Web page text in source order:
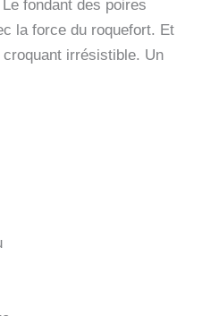
fondant des poires
la force du roquefort. Et
irrésistible. Un